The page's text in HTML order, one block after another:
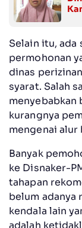
Selain itu, ada
permohonan
dinas
syarat. Salah
menyebabkan
kurangnya
mengenai
Banyak
ke Disnaker-
tahapan
belum adanya
kendala lain
adalah